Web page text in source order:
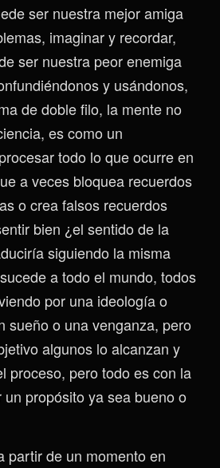
ser nuestra mejor amiga
imaginar y recordar,
ser nuestra peor enemiga
y usándonos,
de doble filo, la mente no
es como un
todo lo que ocurre en
a veces bloquea recuerdos
o crea falsos recuerdos
bien ¿el sentido de la
siguiendo la misma
a todo el mundo, todos
por una ideología o
sueño o una venganza, pero
algunos lo alcanzan y
proceso, pero todo es con la
propósito ya sea bueno o
partir de un momento en